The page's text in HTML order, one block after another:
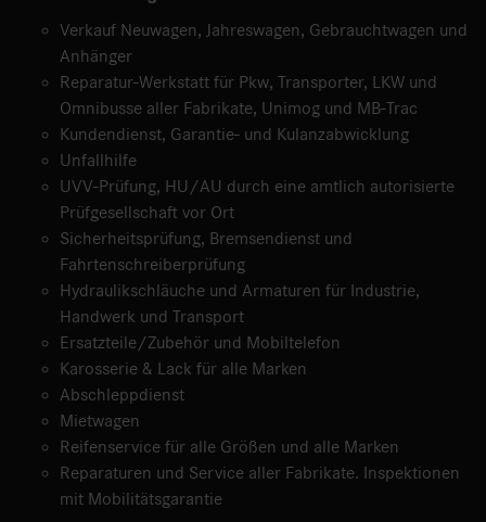
Verkauf Neuwagen, Jahreswagen, Gebrauchtwagen und
Anhänger
Reparatur-Werkstatt für Pkw, Transporter, LKW und
Omnibusse aller Fabrikate, Unimog und MB-Trac
Kundendienst, Garantie- und Kulanzabwicklung
Unfallhilfe
UVV-Prüfung, HU/AU durch eine amtlich autorisierte
Prüfgesellschaft vor Ort
Sicherheitsprüfung, Bremsendienst und
Fahrtenschreiberprüfung
Hydraulikschläuche und Armaturen für Industrie,
Handwerk und Transport
Ersatzteile/Zubehör und Mobiltelefon
Karosserie & Lack für alle Marken
Abschleppdienst
Mietwagen
Reifenservice für alle Größen und alle Marken
Reparaturen und Service aller Fabrikate. Inspektionen
mit Mobilitätsgarantie